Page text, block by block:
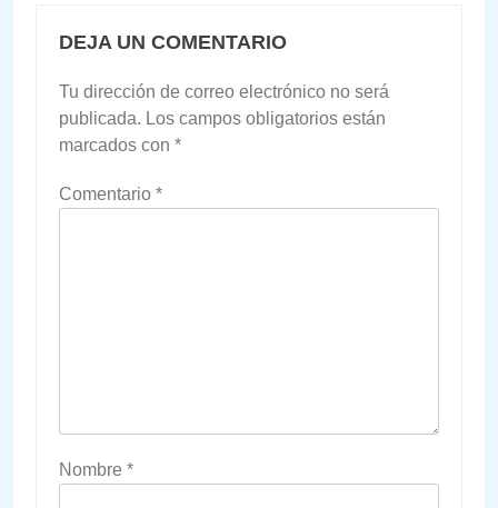
DEJA UN COMENTARIO
Tu dirección de correo electrónico no será
publicada. Los campos obligatorios están
marcados con *
Comentario *
Nombre *